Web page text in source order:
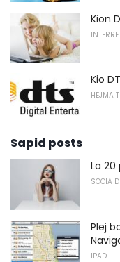
Kion
Kio
HEJMA
Sapid posts
La
SOCIA
Plej
IPAD